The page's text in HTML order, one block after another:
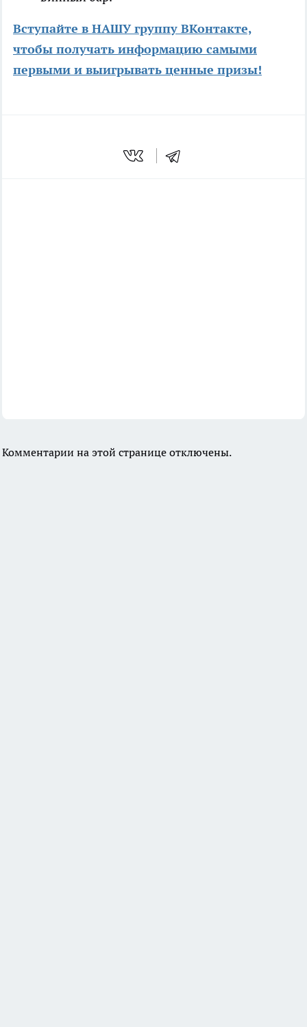
Вступайте в НАШУ группу ВКонтакте,
чтобы получать информацию самыми
первыми и выигрывать ценные призы!
Комментарии на этой странице отключены.